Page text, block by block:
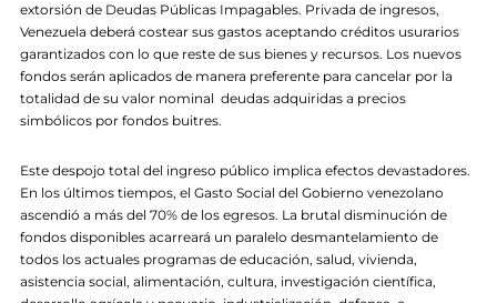
extorsión de Deudas Públicas Impagables. Privada de ingresos,
Venezuela deberá costear sus gastos aceptando créditos usurarios
garantizados con lo que reste de sus bienes y recursos. Los nuevos
fondos serán aplicados de manera preferente para cancelar por la
totalidad de su valor nominal deudas adquiridas a precios
simbólicos por fondos buitres.
Este despojo total del ingreso público implica efectos devastadores.
En los últimos tiempos, el Gasto Social del Gobierno venezolano
ascendió a más del 70% de los egresos. La brutal disminución de
fondos disponibles acarreará un paralelo desmantelamiento de
todos los actuales programas de educación, salud, vivienda,
asistencia social, alimentación, cultura, investigación científica,